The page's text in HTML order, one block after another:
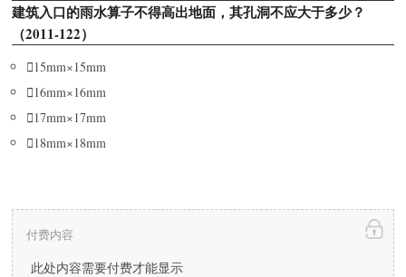
建筑入口的雨水算子不得高出地面，其孔洞不应大于多少？
（2011-122）
15mm×15mm
16mm×16mm
17mm×17mm
18mm×18mm
此处内容需要付费才能显示
付费内容